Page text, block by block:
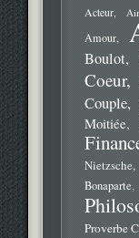
Acteur
Amour
Boulot
Coeur
Couple
Moitiée
Nietzsche
Bonaparte
Proverbe